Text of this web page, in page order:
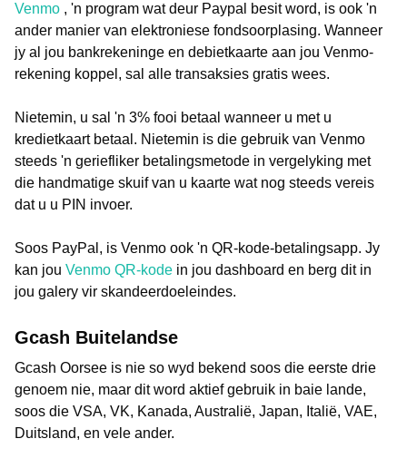
Venmo , 'n program wat deur Paypal besit word, is ook 'n
ander manier van elektroniese fondsoorplasing. Wanneer
jy al jou bankrekeninge en debietkaarte aan jou Venmo-
rekening koppel, sal alle transaksies gratis wees.
Nietemin, u sal 'n 3% fooi betaal wanneer u met u
kredietkaart betaal. Nietemin is die gebruik van Venmo
steeds 'n geriefliker betalingsmetode in vergelyking met
die handmatige skuif van u kaarte wat nog steeds vereis
dat u u PIN invoer.
Soos PayPal, is Venmo ook 'n QR-kode-betalingsapp. Jy
kan jou Venmo QR-kode in jou dashboard en berg dit in
jou galery vir skandeerdoeleindes.
Gcash Buitelandse
Gcash Oorsee is nie so wyd bekend soos die eerste drie
genoem nie, maar dit word aktief gebruik in baie lande,
soos die VSA, VK, Kanada, Australië, Japan, Italië, VAE,
Duitsland, en vele ander.